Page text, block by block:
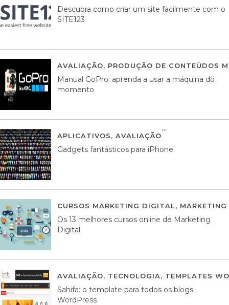
Descubra como criar um site facilmente com o
SITE123
AVALIAÇÃO, PRODUÇÃO DE CONTEÚDOS
Manual GoPro: aprenda a usar a máquina do
momento
APLICATIVOS, AVALIAÇÃO
Gadgets fantásticos para iPhone
CURSOS MARKETING DIGITAL,
Os 13 melhores cursos online de Marketing
Digital
AVALIAÇÃO, TECNOLOGIA, TEMPLATES
Sahifa: o template para todos os blogs
WordPress